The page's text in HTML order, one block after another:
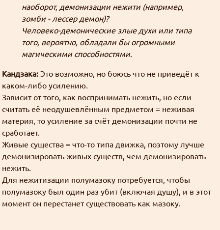
наоборот, демонизации нежити (например,
зомби - лессер демон)?
Человеко-демонические злые духи или типа
того, вероятно, обладали бы огромными
магическими способностями.
Кандзака: Это возможно, но боюсь что не приведёт к
каком-либо усилению.
Зависит от того, как воспринимать нежить, но если
считать её неодушевлённым предметом = неживая
материя, то усиление за счёт демонизации почти не
сработает.
Живые существа = что-то типа движка, поэтому лучше
демонизировать живых существ, чем демонизировать
нежить.
Для нежитизации полумазоку потребуется, чтобы
полумазоку был один раз убит (включая душу), и в этот
момент он перестанет существовать как мазоку.